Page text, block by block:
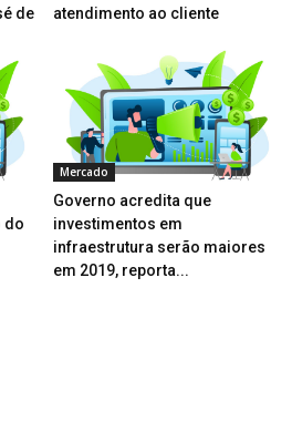
de
atendimento ao cliente
do
Mercado
Governo acredita que
investimentos em
infraestrutura serão maiores
em 2019, reporta...